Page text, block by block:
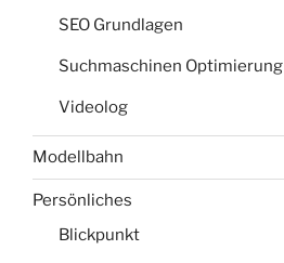
SEO Grundlagen
Suchmaschinen Optimierung
Videolog
Modellbahn
Persönliches
Blickpunkt